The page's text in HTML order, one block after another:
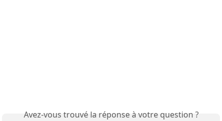
Avez-vous trouvé la réponse à votre question ?